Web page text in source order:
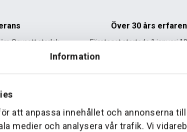
Information
att anpassa innehållet och annonserna till
medier och analysera vår trafik. Vi
Oavsett storlek.
Över 30 års
Företaget startade 1 januari